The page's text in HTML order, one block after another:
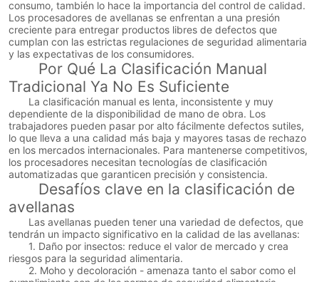
consumo, también lo hace la importancia del control de calidad.
Los procesadores de avellanas se enfrentan a una presión
creciente para entregar productos libres de defectos que
cumplan con las estrictas regulaciones de seguridad alimentaria
y las expectativas de los consumidores.
Por Qué La Clasificación Manual
Tradicional Ya No Es Suficiente
La clasificación manual es lenta, inconsistente y muy
dependiente de la disponibilidad de mano de obra. Los
trabajadores pueden pasar por alto fácilmente defectos sutiles,
lo que lleva a una calidad más baja y mayores tasas de rechazo
en los mercados internacionales. Para mantenerse competitivos,
los procesadores necesitan tecnologías de clasificación
automatizadas que garanticen precisión y consistencia.
Desafíos clave en la clasificación de
avellanas
Las avellanas pueden tener una variedad de defectos, que
tendrán un impacto significativo en la calidad de las avellanas:
1. Daño por insectos: reduce el valor de mercado y crea
riesgos para la seguridad alimentaria.
2. Moho y decoloración - amenaza tanto el sabor como el